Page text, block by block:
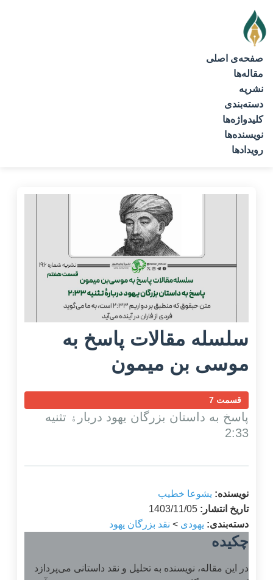
صفحه‌ی اصلی
مقاله‌ها
نشریه
دسته‌بندی
کلیدواژه‌ها
نویسنده‌ها
رویدادها
سلسله مقالات پاسخ‌ به
موسی بن میمون
قسمت 7
پاسخ به داستان بزرگان یهود دربارﮤ تثنیه
2:33
نویسنده: یشوعا خطیب
تاریخ انتشار: 1403/11/05
دسته‌بندی: یهودی > نقد بزرگان یهود
چکیده
در این مقاله، نویسنده به تحلیل و نقد داستانی می‌پردازد